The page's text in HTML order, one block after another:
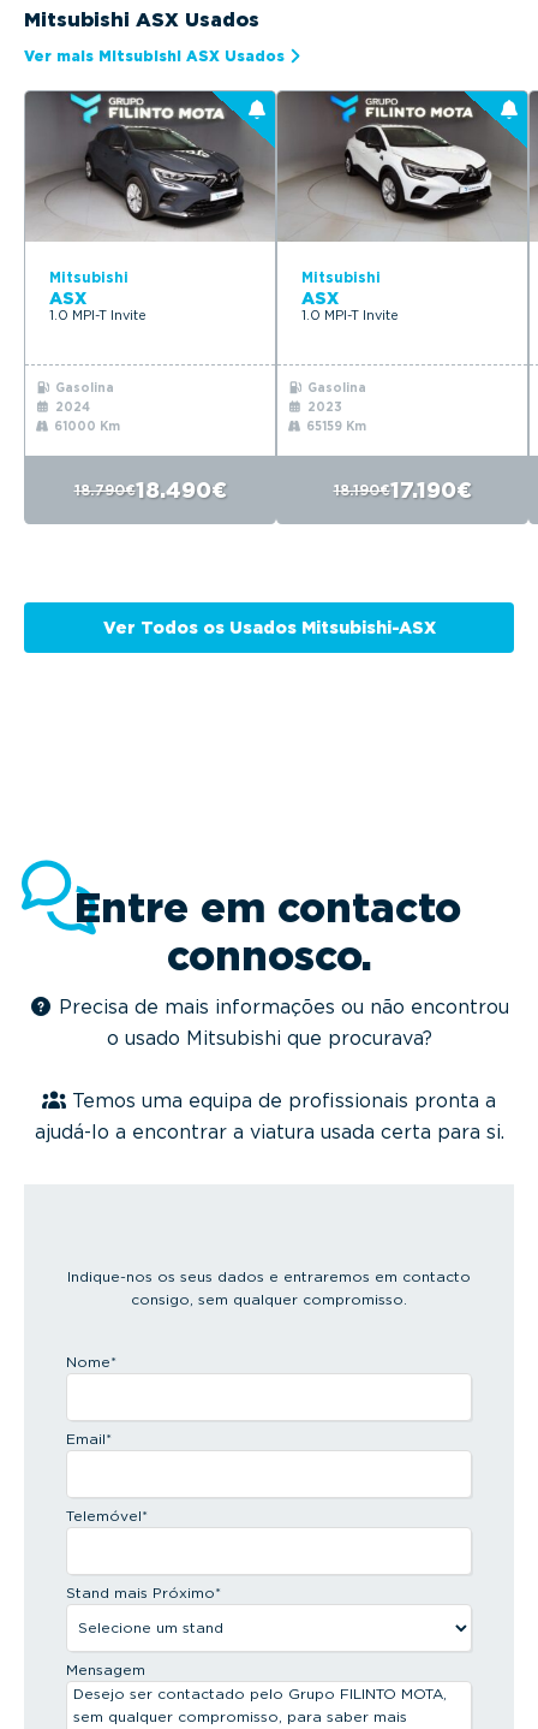
Mitsubishi ASX Usados
Ver mais Mitsubishi ASX Usados
Mitsubishi
ASX
1.0 MPI-T Invite
Gasolina
2024
61000 Km
18.790€18.490€
Mitsubishi
ASX
1.0 MPI-T Invite
Gasolina
2023
65159 Km
18.190€17.190€
Ver Todos os Usados Mitsubishi-ASX
Entre em contacto
connosco.
Precisa de mais informações ou não encontrou
o usado Mitsubishi que procurava?
Temos uma equipa de profissionais pronta a
ajudá-lo a encontrar a viatura usada certa para si.
Indique-nos os seus dados e entraremos em contacto
consigo, sem qualquer compromisso.
Nome*
Email*
Telemóvel*
Stand mais Próximo*
Mensagem